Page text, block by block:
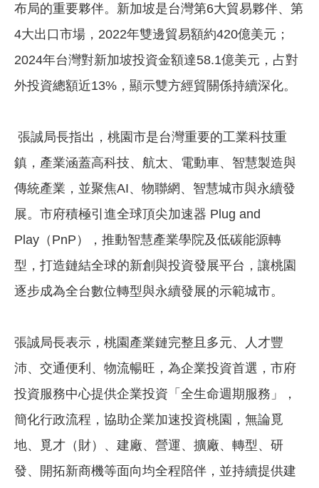
布局的重要夥伴。新加坡是台灣第6大貿易夥伴、第
4大出口市場，2022年雙邊貿易額約420億美元；
2024年台灣對新加坡投資金額達58.1億美元，占對
外投資總額近13%，顯示雙方經貿關係持續深化。
張誠局長指出，桃園市是台灣重要的工業科技重
鎮，產業涵蓋高科技、航太、電動車、智慧製造與
傳統產業，並聚焦AI、物聯網、智慧城市與永續發
展。市府積極引進全球頂尖加速器 Plug and
Play（PnP），推動智慧產業學院及低碳能源轉
型，打造鏈結全球的新創與投資發展平台，讓桃園
逐步成為全台數位轉型與永續發展的示範城市。
張誠局長表示，桃園產業鏈完整且多元、人才豐
沛、交通便利、物流暢旺，為企業投資首選，市府
投資服務中心提供企業投資「全生命週期服務」，
簡化行政流程，協助企業加速投資桃園，無論覓
地、覓才（財）、建廠、營運、擴廠、轉型、研
發、開拓新商機等面向均全程陪伴，並持續提供建